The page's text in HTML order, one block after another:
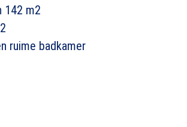
142 m2
ruime badkamer